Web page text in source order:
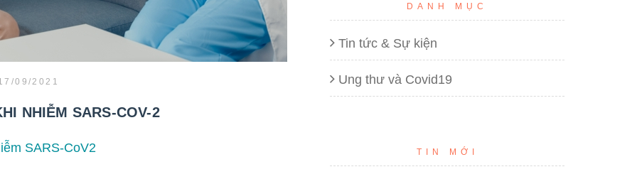
09/2021
NHIỄM SARS-COV-2
SARS-CoV2
DANH MỤC
Tin tức & Sự kiện
Ung thư và Covid19
TIN MỚI